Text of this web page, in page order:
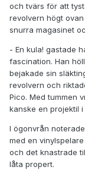
och tvärs för att
revolvern högt
snurra magasinet
- En kula! gastade
fascination. Han
bejakade sin
revolvern och
Pico. Med tummen
kanske en projektil i
I ögonvrån
med en
och det knastrade
låta propert.